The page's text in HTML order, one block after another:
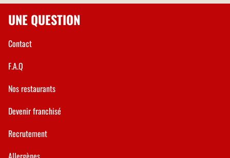
UNE QUESTION
Contact
F.A.Q
Nos restaurants
Devenir franchisé
Recrutement